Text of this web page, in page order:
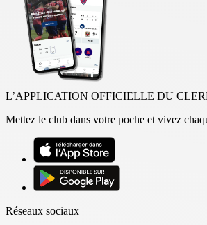
L’APPLICATION OFFICIELLE DU
Mettez le club dans votre poche et vivez
Réseaux sociaux